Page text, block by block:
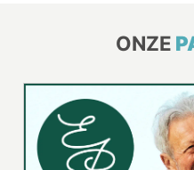
ONZE